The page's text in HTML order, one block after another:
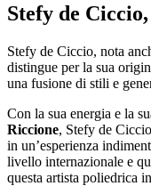
Stefy de
Stefy de Ciccio, nota
distingue per la sua
una fusione di stili e
Con la sua energia e la
Riccione, Stefy de
in un’esperienza
livello internazionale e
questa artista poliedrica